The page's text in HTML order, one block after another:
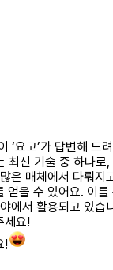
‘요고’가 답변해 드
신 기술 중 하나로,
은 매체에서 다뤄
얻을 수 있어요. 이
에서 활용되고 있습
세요!
!